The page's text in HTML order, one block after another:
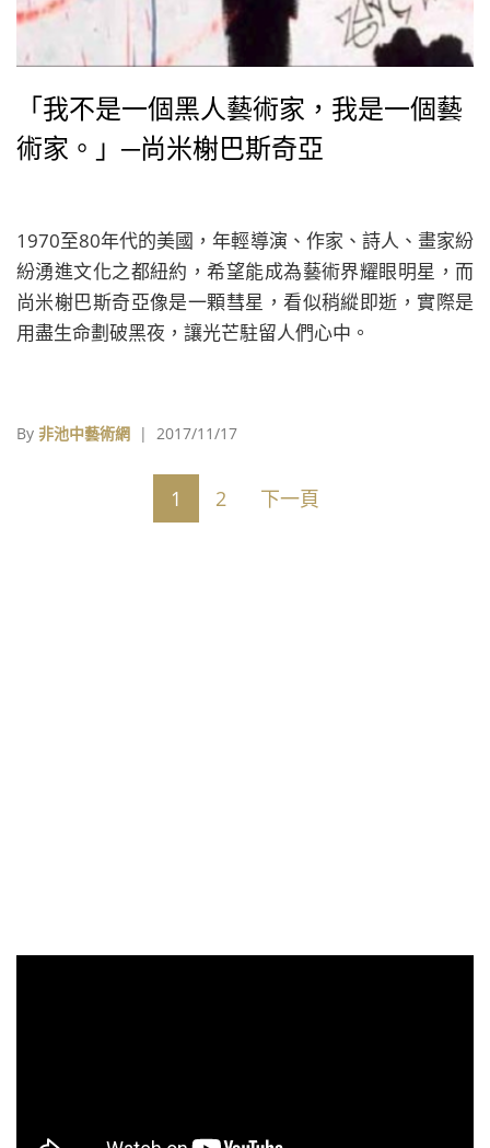
「我不是一個黑人藝術家，我是一個藝
術家。」─尚米榭巴斯奇亞
1970至80年代的美國，年輕導演、作家、詩人、畫家紛
紛湧進文化之都紐約，希望能成為藝術界耀眼明星，而
尚米榭巴斯奇亞像是一顆彗星，看似稍縱即逝，實際是
用盡生命劃破黑夜，讓光芒駐留人們心中。
By 非池中藝術網 | 2017/11/17
1 2 下一頁